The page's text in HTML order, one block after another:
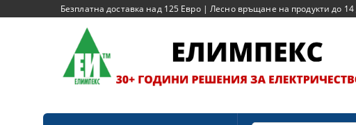
Безплатна доставка над 125 Евро | Лесно връщане на продукти до